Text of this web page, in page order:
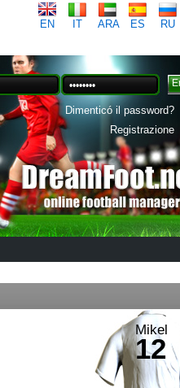
EN IT ARA ES RU
Dimenticó il password?
Registrazione
Mikel
12